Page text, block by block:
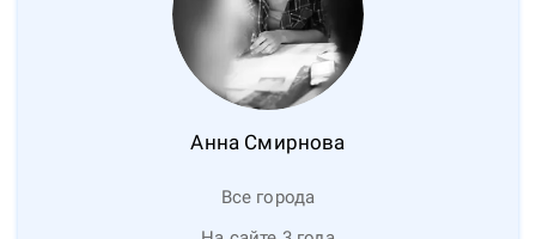
Анна Смирнова
Все города